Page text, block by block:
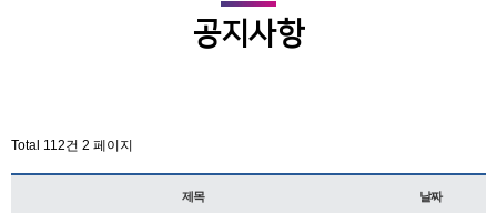
공지사항
Total 112건 2 페이지
제목 날짜